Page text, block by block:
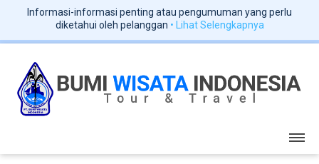
Informasi-informasi penting atau pengumuman yang perlu
diketahui oleh pelanggan • Lihat Selengkapnya